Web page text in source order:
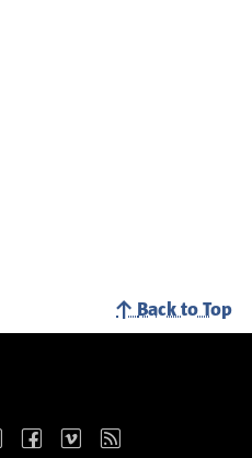
Back to Top
Facebook Vimeo RSS